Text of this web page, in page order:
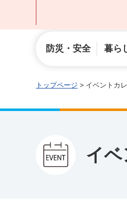
防災・安全 暮ら
トップページ > イベントカ
イ